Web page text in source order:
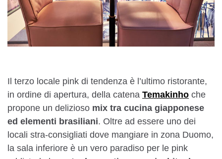
Il terzo locale pink di tendenza è l’ultimo ristorante,
in ordine di apertura, della catena Temakinho che
propone un delizioso mix tra cucina giapponese
ed elementi brasiliani. Oltre ad essere uno dei
locali stra-consigliati dove mangiare in zona Duomo,
la sala inferiore è un vero paradiso per le pink